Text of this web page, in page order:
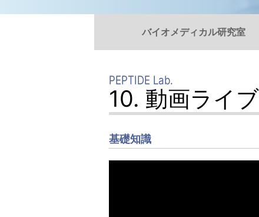
10. 動画ライ
基礎知識
バイオメディカル研究室
PEPTIDE Lab.